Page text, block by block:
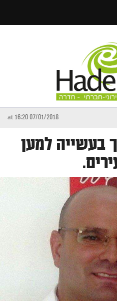
07/01/2018 at 16:20
בעשייה למען